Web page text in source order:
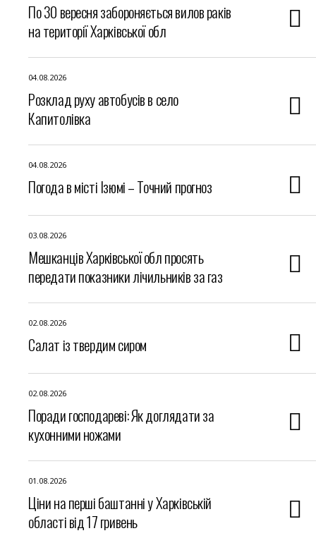
По 30 вересня забороняється вилов раків
на території Харківської обл
04.08.2026
Розклад руху автобусів в село
Капитолівка
04.08.2026
Погода в місті Ізюмі – Точний прогноз
03.08.2026
Мешканців Харківської обл просять
передати показники лічильників за газ
02.08.2026
Салат із твердим сиром
02.08.2026
Поради господареві: Як доглядати за
кухонними ножами
01.08.2026
Ціни на перші баштанні у Харківській
області від 17 гривень